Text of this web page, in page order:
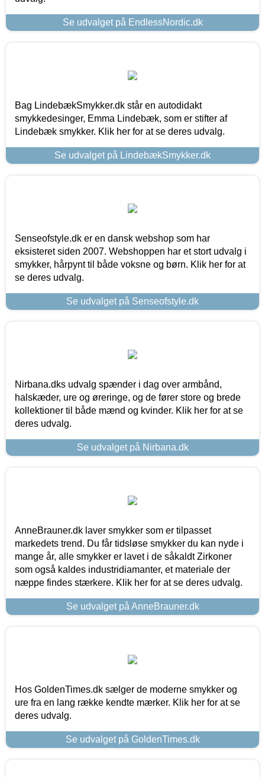
Se udvalget på EndlessNordic.dk
Bag LindebækSmykker.dk står en autodidakt
smykkedesinger, Emma Lindebæk, som er stifter af
Lindebæk smykker. Klik her for at se deres udvalg.
Se udvalget på LindebækSmykker.dk
Senseofstyle.dk er en dansk webshop som har
eksisteret siden 2007. Webshoppen har et stort udvalg i
smykker, hårpynt til både voksne og børn. Klik her for at
se deres udvalg.
Se udvalget på Senseofstyle.dk
Nirbana.dks udvalg spænder i dag over armbånd,
halskæder, ure og øreringe, og de fører store og brede
kollektioner til både mænd og kvinder. Klik her for at se
deres udvalg.
Se udvalget på Nirbana.dk
AnneBrauner.dk laver smykker som er tilpasset
markedets trend. Du får tidsløse smykker du kan nyde i
mange år, alle smykker er lavet i de såkaldt Zirkoner
som også kaldes industridiamanter, et materiale der
næppe findes stærkere. Klik her for at se deres udvalg.
Se udvalget på AnneBrauner.dk
Hos GoldenTimes.dk sælger de moderne smykker og
ure fra en lang række kendte mærker. Klik her for at se
deres udvalg.
Se udvalget på GoldenTimes.dk